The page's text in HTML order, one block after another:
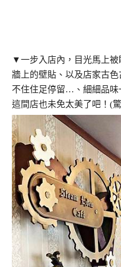
▼一步入店內，目光馬上被
牆上的壁貼、以及店家古
不住住足停留…、細細品味
這間店也未免太美了吧！(